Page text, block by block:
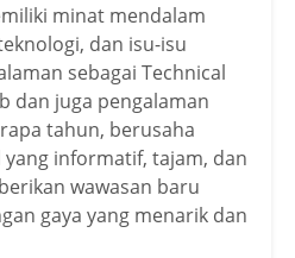
minat mendalam
dan isu-isu
sebagai Technical
dan juga pengalaman
tahun, berusaha
informatif, tajam, dan
wawasan baru
gaya yang menarik dan